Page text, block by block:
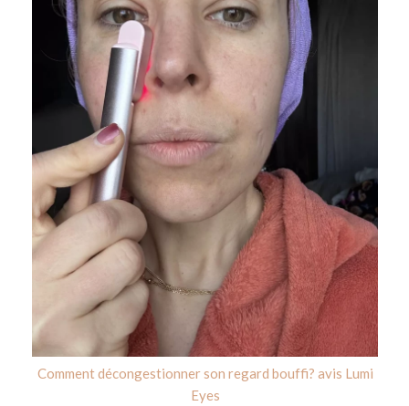
Comment décongestionner son regard bouffi? avis Lumi
Eyes